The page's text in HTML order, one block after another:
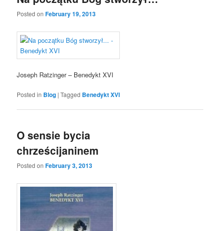
Posted onFebruary 19, 2013
Joseph Ratzinger – Benedykt XVI
Posted in Blog |Tagged Benedykt XVI
O sensie bycia
chrześcijaninem
Posted onFebruary 3, 2013